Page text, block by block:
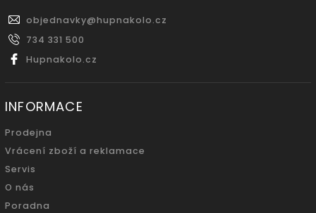
objednavky@hupnakolo.cz
734 331 500
Hupnakolo.cz
INFORMACE
Prodejna
Vrácení zboží a reklamace
Servis
O nás
Poradna